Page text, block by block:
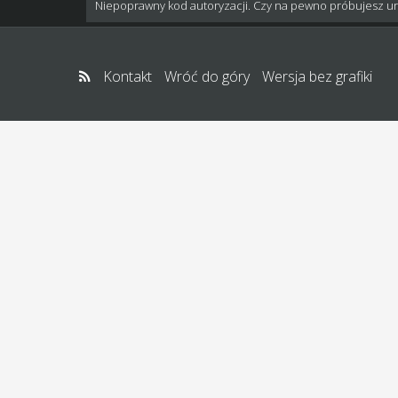
Niepoprawny kod autoryzacji. Czy na pewno próbujesz
Kontakt Wróć do góry Wersja bez grafiki